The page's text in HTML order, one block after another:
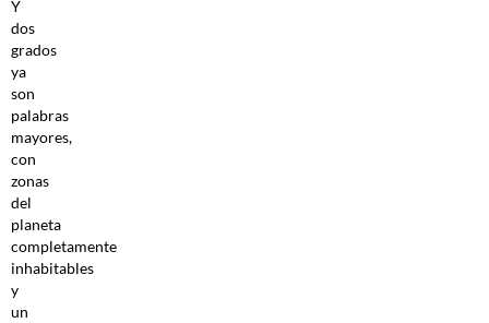
Y
dos
grados
ya
son
palabras
mayores,
con
zonas
del
planeta
completamente
inhabitables
y
un